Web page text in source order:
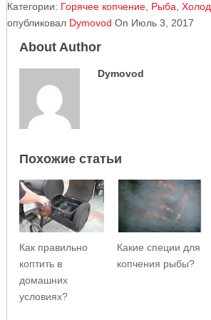
Категории: Горячее копчение, Рыба,
опубликовал Dymovod On Июль 3, 2017
About Author
Dymovod
Похожие статьи
Как правильно
коптить в
домашних
условиях?
Какие специи для
копчения рыбы?